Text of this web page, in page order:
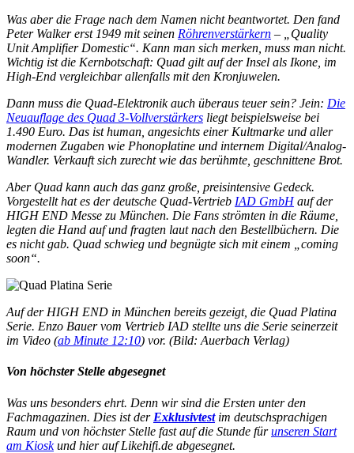
Was aber die Frage nach dem Namen nicht beantwortet. Den fand
Peter Walker erst 1949 mit seinen Röhrenverstärkern – „Quality
Unit Amplifier Domestic“. Kann man sich merken, muss man nicht.
Wichtig ist die Kernbotschaft: Quad gilt auf der Insel als Ikone, im
High-End vergleichbar allenfalls mit den Kronjuwelen.
Dann muss die Quad-Elektronik auch überaus teuer sein? Jein: Die
Neuauflage des Quad 3-Vollverstärkers liegt beispielsweise bei
1.490 Euro. Das ist human, angesichts einer Kultmarke und aller
modernen Zugaben wie Phonoplatine und internem Digital/Analog-
Wandler. Verkauft sich zurecht wie das berühmte, geschnittene Brot.
Aber Quad kann auch das ganz große, preisintensive Gedeck.
Vorgestellt hat es der deutsche Quad-Vertrieb IAD GmbHauf der
HIGH END Messe zu München. Die Fans strömten in die Räume,
legten die Hand auf und fragten laut nach den Bestellbüchern. Die
es nicht gab. Quad schwieg und begnügte sich mit einem „coming
soon“.
Auf der HIGH END in München bereits gezeigt, die Quad Platina
Serie. Enzo Bauer vom Vertrieb IAD stellte uns die Serie seinerzeit
im Video (ab Minute 12:10) vor. (Bild: Auerbach Verlag)
Von höchster Stelle abgesegnet
Was uns besonders ehrt. Denn wir sind die Ersten unter den
Fachmagazinen. Dies ist der Exklusivtestim deutschsprachigen
Raum und von höchster Stelle fast auf die Stunde fürunseren Start
am Kioskund hier auf Likehifi.de abgesegnet.